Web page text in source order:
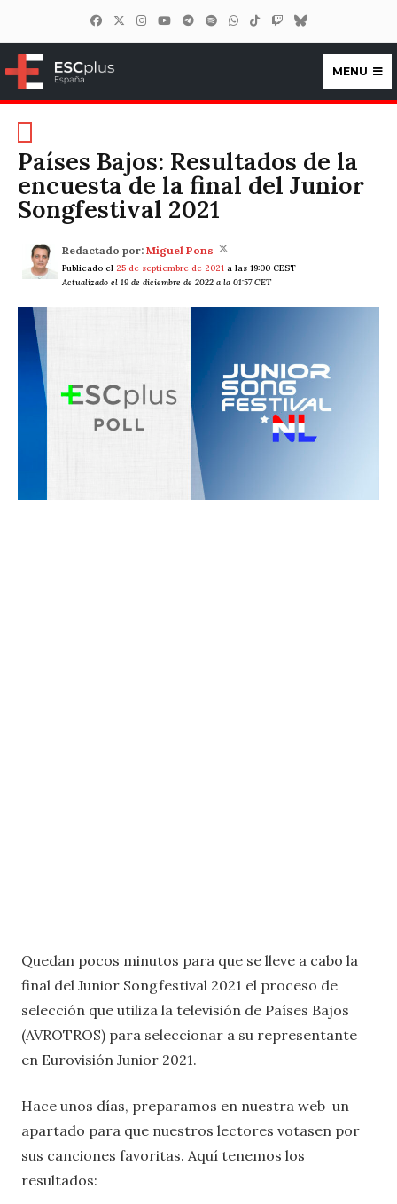
ESCplus España
MENU
Países Bajos: Resultados de la
encuesta de la final del Junior
Songfestival 2021
Redactado por: Miguel Pons
Publicado el 25 de septiembre de 2021 a las 19:00 CEST
Actualizado el 19 de diciembre de 2022 a la 01:57 CET
Quedan pocos minutos para que se lleve a cabo la
final del Junior Songfestival 2021 el proceso de
selección que utiliza la televisión de Países Bajos
(AVROTROS) para seleccionar a su representante
en Eurovisión Junior 2021.
Hace unos días, preparamos en nuestra web un
apartado para que nuestros lectores votasen por
sus canciones favoritas. Aquí tenemos los
resultados: